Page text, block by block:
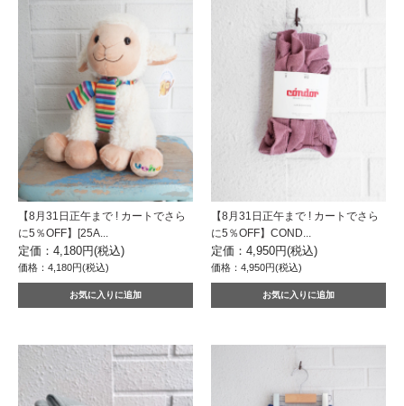
【8月31日正午まで ! カートでさら
に5％OFF】[25A...
定価：4,180円(税込)
価格：4,180円(税込)
【8月31日正午まで ! カートでさら
に5％OFF】COND...
定価：4,950円(税込)
価格：4,950円(税込)